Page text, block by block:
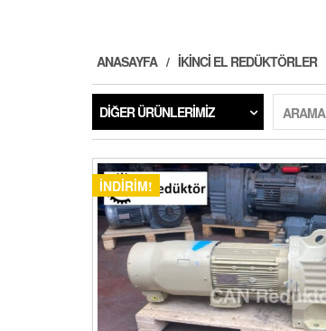
ANASAYFA İKINCI EL REDÜKTÖRLER
DIĞER ÜRÜNLERIMIZ ARAMA
İNDIRIM!